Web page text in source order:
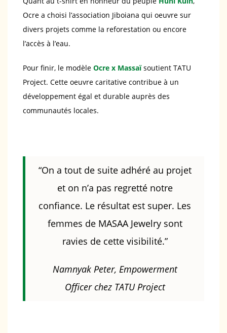
Ocre a choisi l’association Jiboiana qui oeuvre sur
divers projets comme la reforestation ou encore
l’accès à l’eau.
Pour finir, le modèle Ocre x Massaïsoutient TATU
Project. Cette oeuvre caritative contribue à un
développement égal et durable auprès des
communautés locales.
“On a tout de suite adhéré au projet
et on n’a pas regretté notre
confiance. Le résultat est super. Les
femmes de MASAA Jewelry sont
ravies de cette visibilité.”
Namnyak Peter, Empowerment
Officer chez TATU Project